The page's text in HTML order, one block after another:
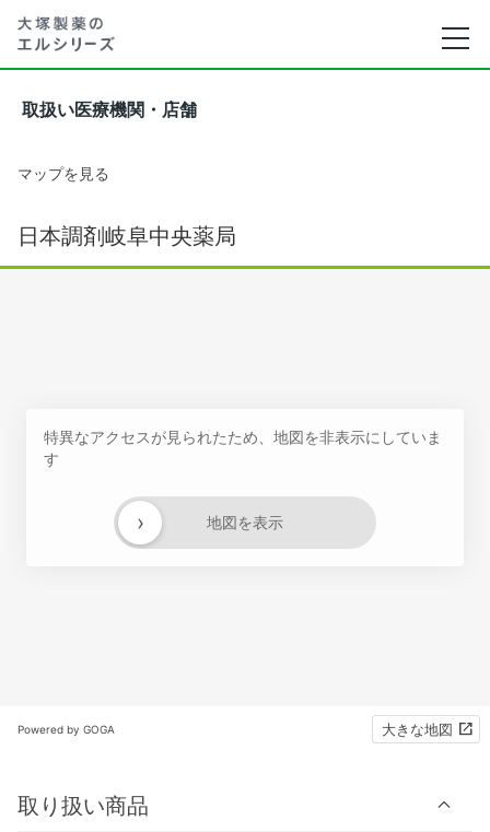
取扱い医療機関・店舗
マップを見る
日本調剤岐阜中央薬局
特異なアクセスが見られたため、地図を非表示にしていま
す
地図を表示
›
Powered by GOGA 大きな地図
取り扱い商品